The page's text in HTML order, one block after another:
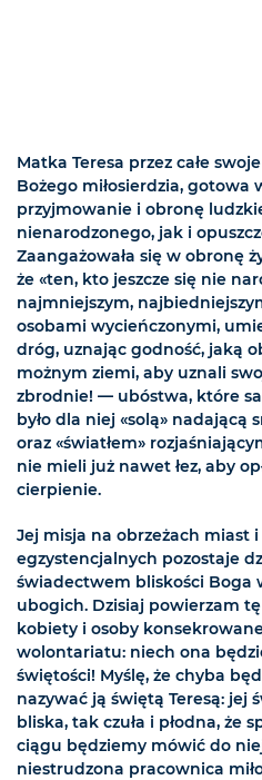
Matka Teresa przez całe
Bożego miłosierdzia, gotowa
przyjmowanie i obronę
nienarodzonego, jak i
Zaangażowała się w obronę
że «ten, kto jeszcze się nie
najmniejszym,
osobami wycieńczonymi,
dróg, uznając godność, jaką
możnym ziemi, aby uznali
zbrodnie! — ubóstwa, które
było dla niej «solą» nadającą
oraz «światłem»
nie mieli już nawet łez, aby
cierpienie.
Jej misja na obrzeżach miast
egzystencjalnych pozostaje
świadectwem bliskości Boga
ubogich. Dzisiaj powierzam
kobiety i osoby
wolontariatu: niech ona
świętości! Myślę, że chyba
nazywać ją świętą Teresą: jej
bliska, tak czuła i płodna, że
ciągu będziemy mówić do
niestrudzona pracownica